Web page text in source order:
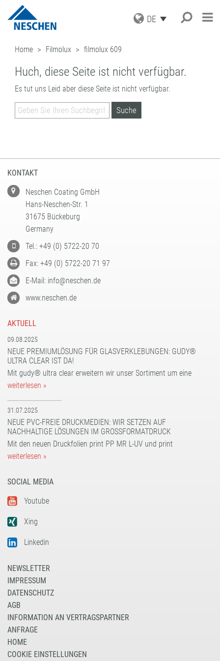
DE
PRODUKTE
DRUCKMEDIEN
SCHUTZFOLIEN
AUFZIEHFOLIEN
(LAMINATOREN)
ZUBEHÖR
INDUSTRIAL APPLICATIONS
LEISTUNGSSPEKTRUM
LOHNBESCHICHTUNGEN
FORMATBESCHICHTUNGEN
KOMPETENZ UND QUALITÄT
EASY DOT®
– DAS NESCHEN
ORIGINAL
GREEN GRAPHICS – PVC-FREIE
MEDIEN
SERVICE
DOWNLOADS
ICC PROFILE / PARTNER
MUSTERBESTELLUNG
AKTUELLES
NEWS
UNTERNEHMEN
EINKAUF
QUALITÄTSSICHERUNG
KARRIERE
NESCHEN WELTWEIT
Suche
Home Filmolux filmolux 609
Huch, diese Seite ist nicht verfügbar.
Es tut uns Leid aber diese Seite ist nicht verfügbar.
KONTAKT
Neschen Coating GmbH
Hans-Neschen-Str. 1
31675 Bückeburg
Germany
Tel.: +49 (0) 5722-20 70
Fax: +49 (0) 5722-20 71 97
E-Mail: info@neschen.de
www.neschen.de
AKTUELL
09.08.2025
NEUE PREMIUMLÖSUNG FÜR GLASVERKLEBUNGEN: GUDY®
ULTRA CLEAR IST DA!
Mit gudy® ultra clear erweitern wir unser Sortiment um eine
weiterlesen »
31.07.2025
NEUE PVC-FREIE DRUCKMEDIEN: WIR SETZEN AUF
NACHHALTIGE LÖSUNGEN IM GROSSFORMATDRUCK
Mit den neuen Druckfolien print PP MR L-UV und print
weiterlesen »
SOCIAL MEDIA
Youtube
Xing
Linkedin
NEWSLETTER
IMPRESSUM
DATENSCHUTZ
AGB
INFORMATION AN VERTRAGSPARTNER
ANFRAGE
HOME
COOKIE EINSTELLUNGEN